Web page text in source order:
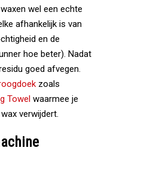
wel een echte
afhankelijk is van
en de
hoe beter). Nadat
goed afvegen.
zoals
Towel waarmee je
verwijdert.